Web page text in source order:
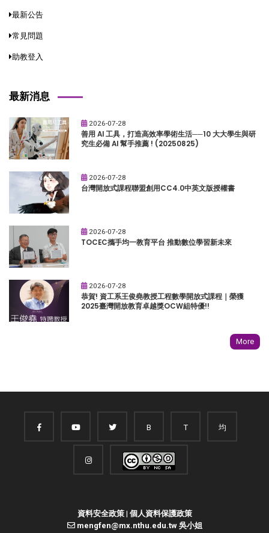
最新公告
常見問題
助教登入
最新消息
2026-07-28
善用 AI 工具，打造高效率學術生活──10 大大學生與研
究生必備 AI 幫手推薦 ! (20250825)
2026-07-28
台灣開放式課程聯盟創用CC4.0中英文版授權書
2026-07-28
TOCEC攜手均一教育平台 推動數位學習新未來
2026-07-28
恭賀! 資工系王俊堯教授工程數學開放式課程｜榮獲
2025臺灣開放教育卓越獎OCW組特優!!
More
B T 均
資料安全政策| 個人資料保護政策
mengfen@mx.nthu.edu.tw 吳小姐